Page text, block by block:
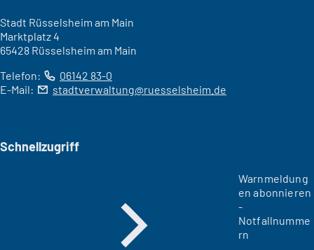
Stadt Rüsselsheim am Main
Marktplatz 4
65428 Rüsselsheim am Main
Telefon:
06142 83-0
E-Mail:
stadtverwaltung ruesselsheim de
Schnellzugriff
Warnmeldung
en abonnieren
-
Notfallnumme
rn